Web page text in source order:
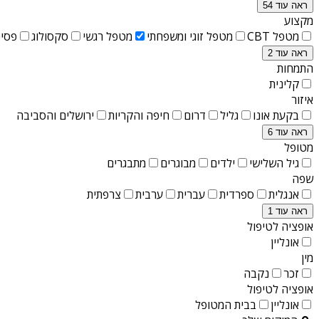
ראה עוד 54
מקצוע
מטפל CBT
מטפל זוגי ומשפחתי מטפל רגשי סקסולוג
ראה עוד 2
התמחות
קלינית
איזור
בקעת אונו
גליל דרום חיפה והקריות ירושלים והסביבה
ראה עוד 6
מטופל
גיל השלישי
ילדים מבוגרים
מתבגרים
שפה
אנגלית
ספרדית עברית ערבית צרפתית
ראה עוד 1
אופציה לטיפול
אונליין
מין
זכר
נקבה
אופציה לטיפול
אונליין
בבית המטופל